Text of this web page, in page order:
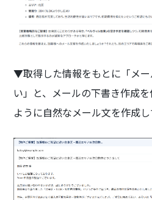
▼取得した情報をもとに「メ
い」と、メールの下書き作成
ように自然なメール文を作成し